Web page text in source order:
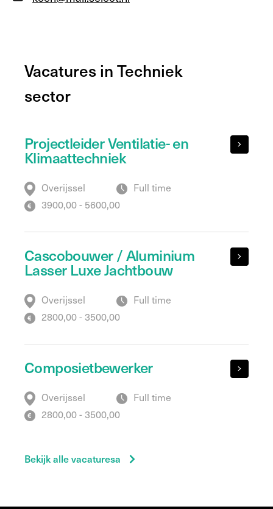
Vacatures in Techniek
sector
Projectleider Ventilatie- en
Klimaattechniek
Overijssel
Full time
3900,00 - 5600,00
Cascobouwer / Aluminium
Lasser Luxe Jachtbouw
Overijssel
Full time
2800,00 - 3500,00
Composietbewerker
Overijssel
Full time
2800,00 - 3500,00
Bekijk alle vacaturesa